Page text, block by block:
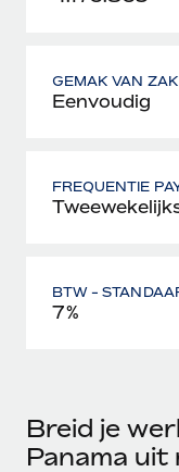
GEMAK VAN
Eenvoudig
FREQUENTIE
BTW -
7%
Breid je
Panama uit